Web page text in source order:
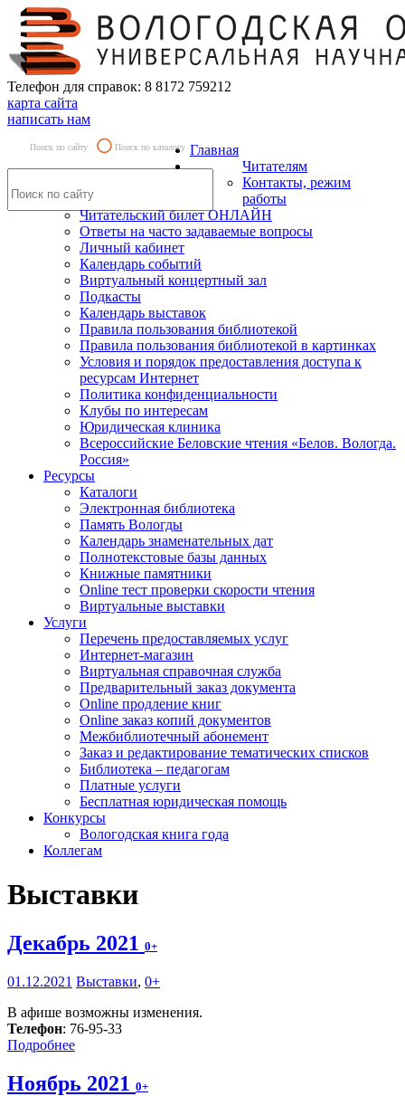
Телефон для справок: 8 8172 759212
карта сайта
написать нам
Поиск по сайту Поиск по каталогу Главная
Читателям
Контакты, режим
работы
Читательский билет ОНЛАЙН
Ответы на часто задаваемые вопросы
Личный кабинет
Календарь событий
Виртуальный концертный зал
Подкасты
Календарь выставок
Правила пользования библиотекой
Правила пользования библиотекой в картинках
Условия и порядок предоставления доступа к
ресурсам Интернет
Политика конфиденциальности
Клубы по интересам
Юридическая клиника
Всероссийские Беловские чтения «Белов. Вологда.
Россия»
Ресурсы
Каталоги
Электронная библиотека
Память Вологды
Календарь знаменательных дат
Полнотекстовые базы данных
Книжные памятники
Online тест проверки скорости чтения
Виртуальные выставки
Услуги
Перечень предоставляемых услуг
Интернет-магазин
Виртуальная справочная служба
Предварительный заказ документа
Online продление книг
Online заказ копий документов
Межбиблиотечный абонемент
Заказ и редактирование тематических списков
Библиотека – педагогам
Платные услуги
Бесплатная юридическая помощь
Конкурсы
Вологодская книга года
Коллегам
Выставки
Декабрь 2021 0+
01.12.2021 Выставки, 0+
В афише возможны изменения.
Телефон: 76-95-33
Подробнее
Ноябрь 2021 0+